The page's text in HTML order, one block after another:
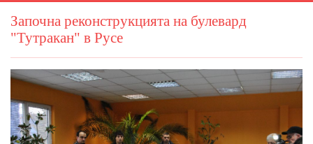
Започна реконструкцията на булевард
"Тутракан" в Русе